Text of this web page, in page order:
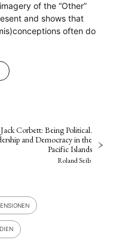
of the “Other”
and shows that
often do
Jack Corbett: Being Political.
and Democracy in the
Pacific Islands
Roland Seib